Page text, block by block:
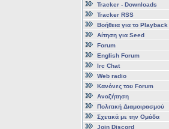
Tracker - Downloads
Tracker RSS
Βοήθεια για το Playback
Αίτηση για Seed
Forum
English Forum
Irc Chat
Web radio
Κανόνες του Forum
Αναζήτηση
Πολιτική Διαμοιρασμού
Σχετικά με την Ομάδα
Join Discord